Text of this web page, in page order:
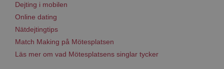
Dejting i mobilen
Online dating
Nätdejtingtips
Match Making på Mötesplatsen
Läs mer om vad Mötesplatsens singlar tycker